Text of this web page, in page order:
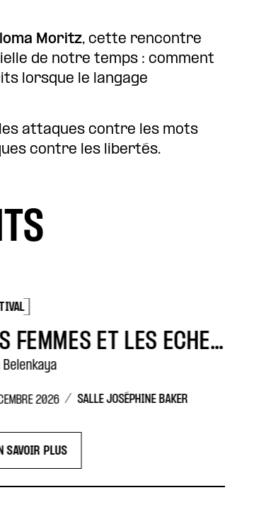
Moritz, cette rencontre
de notre temps : comment
lorsque le langage
attaques contre les mots
contre les libertés.
LES FEMMES ET LES ÉCHECS
Belenkaya
2026 / SALLE JOSÉPHINE BAKER
SAVOIR PLUS